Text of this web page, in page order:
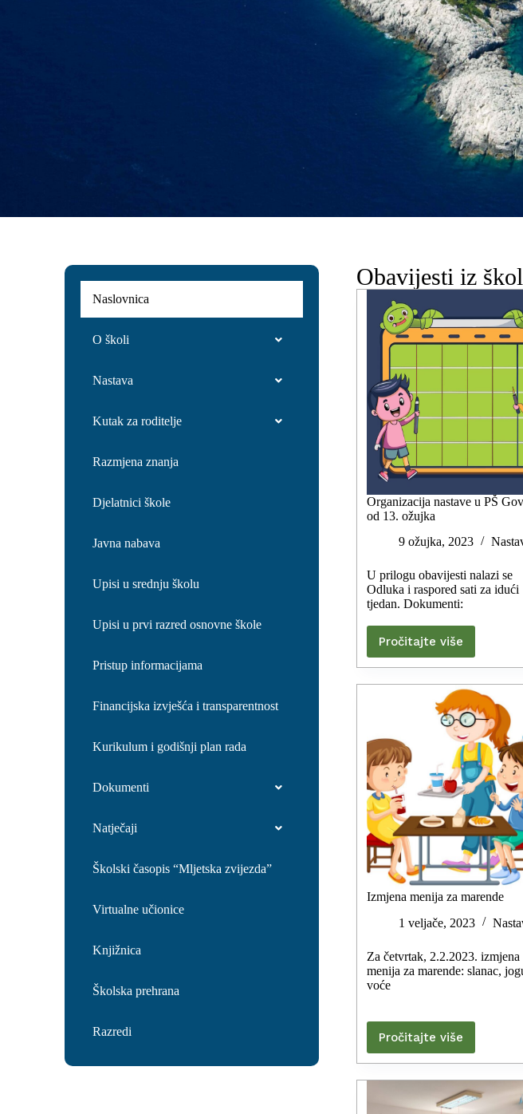
Obavijesti iz
Organizacija nastave u PŠ
od 13. ožujka
9 ožujka, 2023
U prilogu obavijesti nalazi se
Odluka i raspored sati za idući
tjedan. Dokumenti:
Pročitajte više
Izmjena menija za marende
1 veljače, 2023
Za četvrtak, 2.2.2023. izmjena
menija za marende: slanac,
voće
Pročitajte više
Naslovnica
O školi
Nastava
Kutak za roditelje
Razmjena znanja
Djelatnici škole
Javna nabava
Upisi u srednju školu
Upisi u prvi razred osnovne škole
Pristup informacijama
Financijska izvješća i transparentnost
Kurikulum i godišnji plan rada
Dokumenti
Natječaji
Školski časopis “Mljetska zvijezda”
Virtualne učionice
Knjižnica
Školska prehrana
Razredi